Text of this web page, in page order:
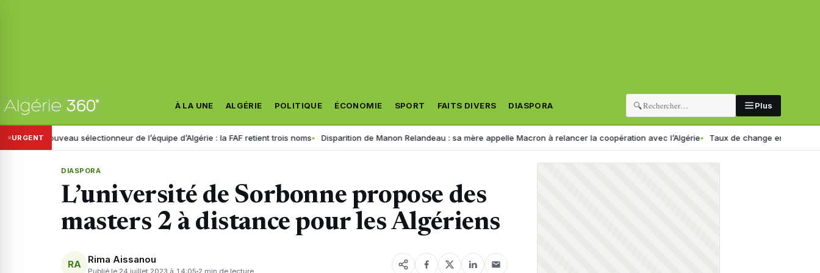
À LA UNE ALGÉRIE POLITIQUE ÉCONOMIE SPORT FAITS DIVERS DIASPORA 🔍 Plus
URGENTsélectionneur de l’équipe d’Algérie : la FAF retient trois noms Disparition de Manon Relandeau : sa mère appelle Macron à relancer la coopération avec l’Algérie Taux de change en Algérie : voici le
DIASPORA
L’université de Sorbonne propose des
masters 2 à distance pour les Algériens
RA Rima Aissanou
Publié le 24 juillet 2023 à 14:05 2 min de lecture